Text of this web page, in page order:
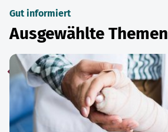
Gut informiert
Ausgewählte Themen